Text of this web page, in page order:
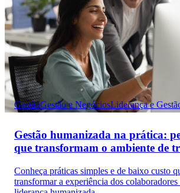
GestãoGestão e NegóciosLiderança e
Gestão humanizada na prática:
que transformam o ambiente de
Conheça práticas simples e de baixo custo
transformar a experiência dos colaboradores